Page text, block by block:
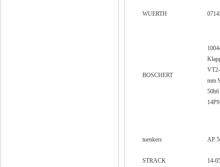
WUERTH
BOSCHERT
mm
tuenkers AP
STRACK 14-